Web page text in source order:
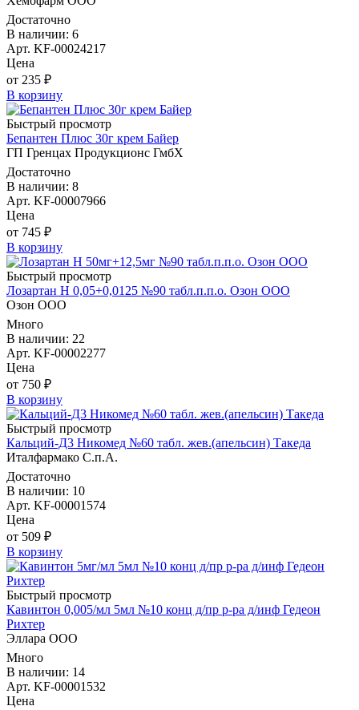
Достаточно
В наличии: 6
Арт. KF-00024217
Цена
от 235 ₽
В корзину
Быстрый просмотр
Бепантен Плюс 30г крем Байер
ГП Гренцах Продукционс ГмбХ
Достаточно
В наличии: 8
Арт. KF-00007966
Цена
от 745 ₽
В корзину
Быстрый просмотр
Лозартан Н 0,05+0,0125 №90 табл.п.п.о. Озон ООО
Озон ООО
Много
В наличии: 22
Арт. KF-00002277
Цена
от 750 ₽
В корзину
Быстрый просмотр
Кальций-Д3 Никомед №60 табл. жев.(апельсин) Такеда
Италфармако С.п.А.
Достаточно
В наличии: 10
Арт. KF-00001574
Цена
от 509 ₽
В корзину
Быстрый просмотр
Кавинтон 0,005/мл 5мл №10 конц д/пр р-ра д/инф Гедеон
Рихтер
Эллара ООО
Много
В наличии: 14
Арт. KF-00001532
Цена